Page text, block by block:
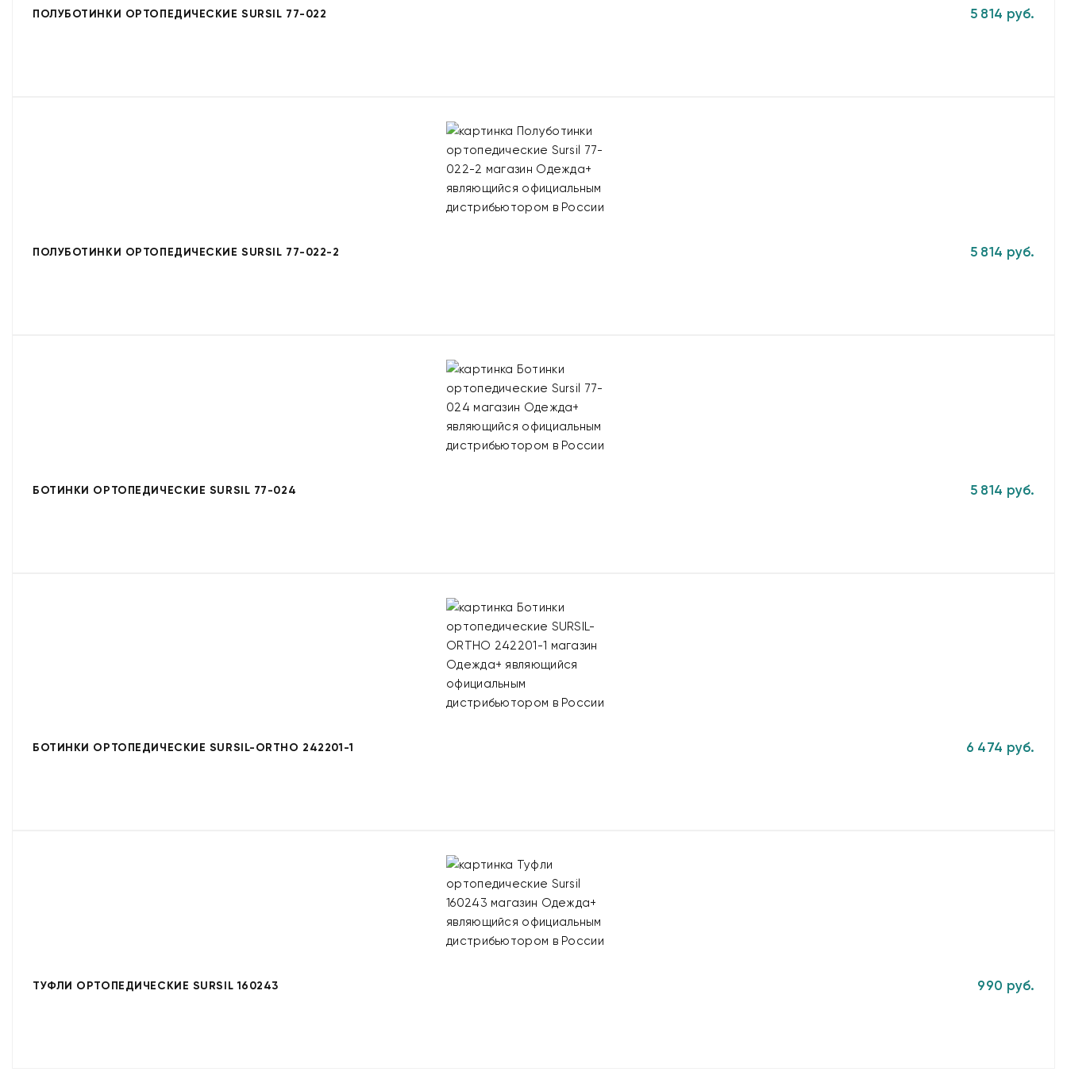
ПОЛУБОТИНКИ ОРТОПЕДИЧЕСКИЕ SURSIL 77-022 5 814 руб.
ПОЛУБОТИНКИ ОРТОПЕДИЧЕСКИЕ SURSIL 77-022-2 5 814 руб.
БОТИНКИ ОРТОПЕДИЧЕСКИЕ SURSIL 77-024 5 814 руб.
БОТИНКИ ОРТОПЕДИЧЕСКИЕ SURSIL-ORTHO 242201-1 6 474 руб.
ТУФЛИ ОРТОПЕДИЧЕСКИЕ SURSIL 160243 990 руб.